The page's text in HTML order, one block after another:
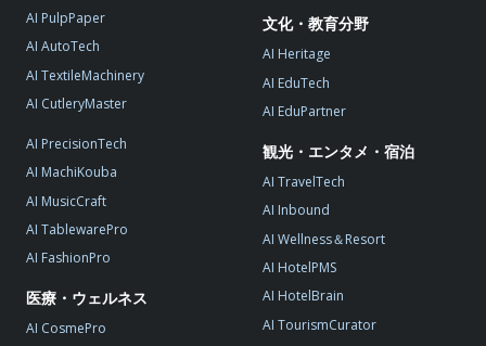
AI PulpPaper
AI AutoTech
AI TextileMachinery
AI CutleryMaster
AI PrecisionTech
AI MachiKouba
AI MusicCraft
AI TablewarePro
AI FashionPro
医療・ウェルネス
AI CosmePro
文化・教育分野
AI Heritage
AI EduTech
AI EduPartner
観光・エンタメ・宿泊
AI TravelTech
AI Inbound
AI Wellness＆Resort
AI HotelPMS
AI HotelBrain
AI TourismCurator